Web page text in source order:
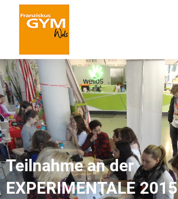
Teilnahme an der
EXPERIMENTALE 2015